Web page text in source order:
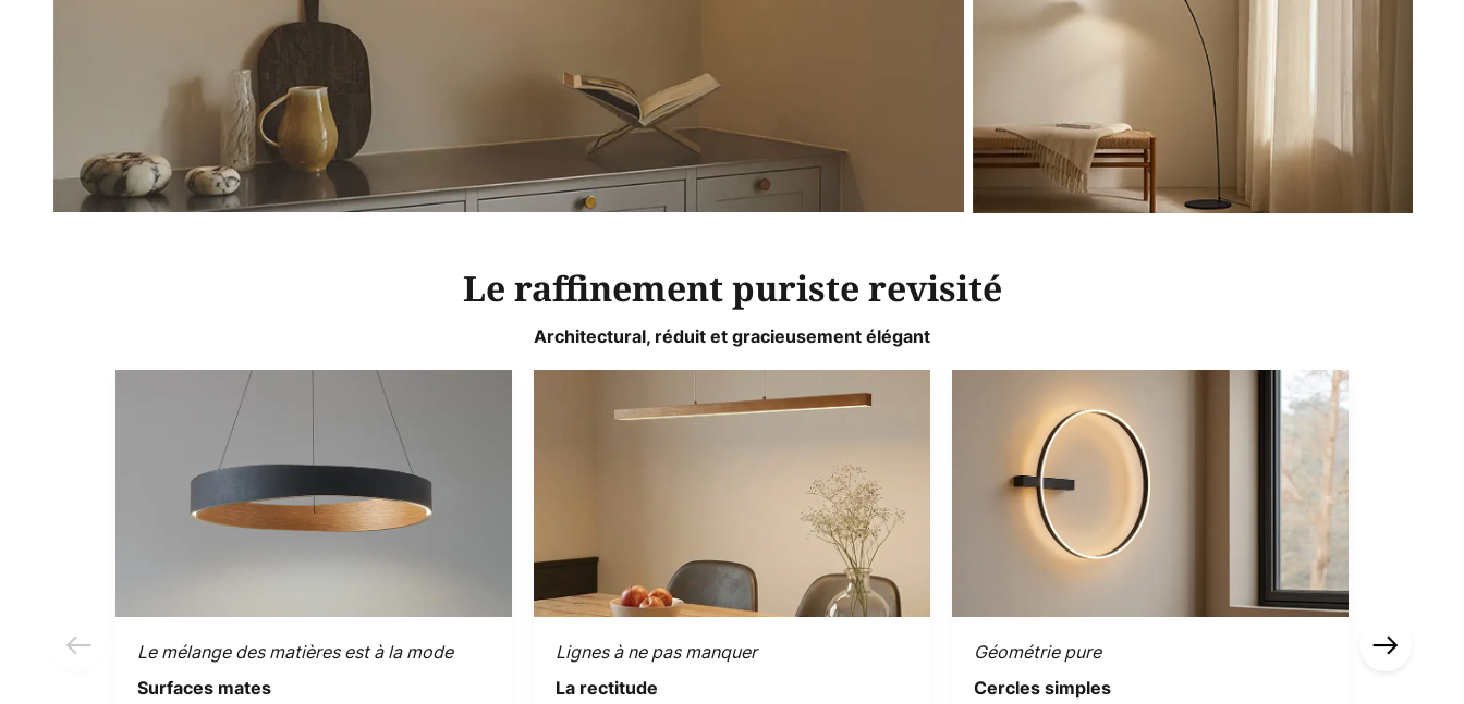
Le raffinement puriste revisité
Architectural, réduit et gracieusement élégant
Le mélange des matières est à la mode
Surfaces mates
Lignes à ne pas manquer
La rectitude
Géométrie pure
Cercles simples
Marron